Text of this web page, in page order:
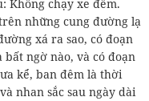
Không chạy xe đêm.
những cung đường lạ
xá ra sao, có đoạn
ngờ nào, và có đoạn
kể, ban đêm là thời
nhan sắc sau ngày dài